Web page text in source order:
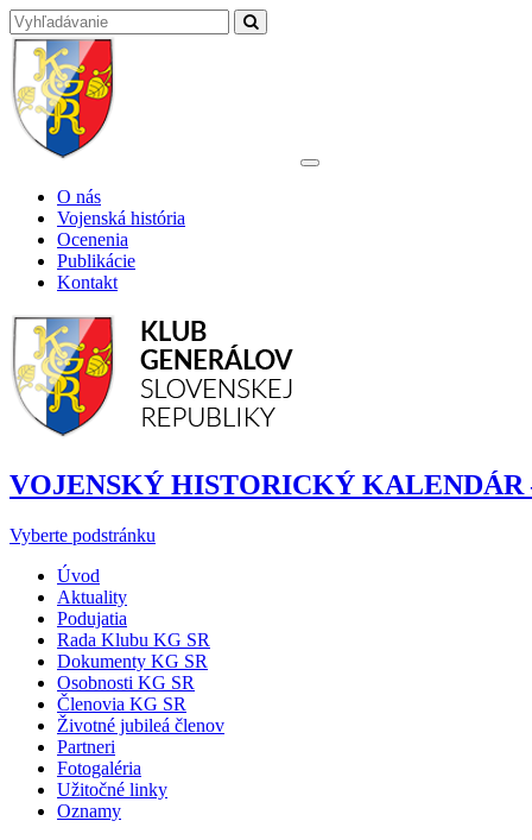
O nás
Vojenská história
Ocenenia
Publikácie
Kontakt
VOJENSKÝ HISTORICKÝ KALENDÁR
Vyberte podstránku
Úvod
Aktuality
Podujatia
Rada Klubu KG SR
Dokumenty KG SR
Osobnosti KG SR
Členovia KG SR
Životné jubileá členov
Partneri
Fotogaléria
Užitočné linky
Oznamy